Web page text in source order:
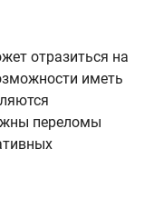
отразиться на
иметь
переломы